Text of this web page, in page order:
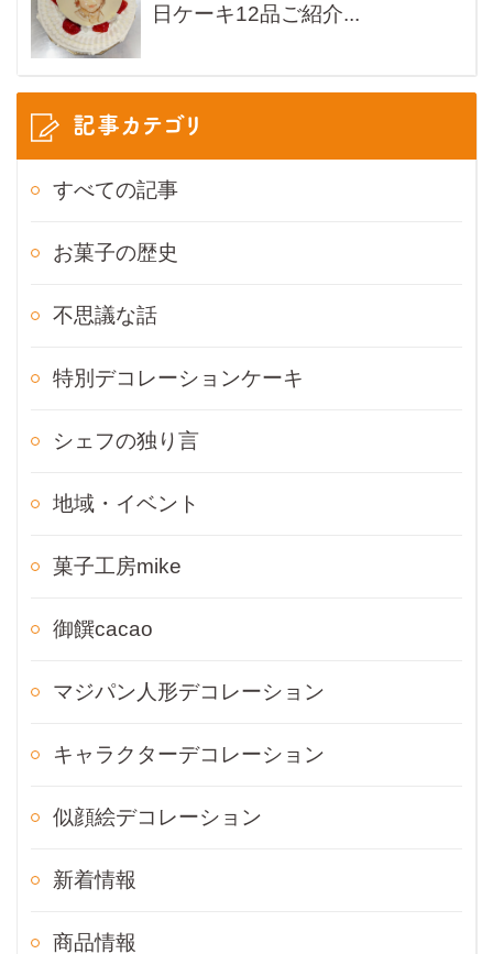
日ケーキ12品ご紹介...
記事カテゴリ
すべての記事
お菓子の歴史
不思議な話
特別デコレーションケーキ
シェフの独り言
地域・イベント
菓子工房mike
御饌cacao
マジパン人形デコレーション
キャラクターデコレーション
似顔絵デコレーション
新着情報
商品情報